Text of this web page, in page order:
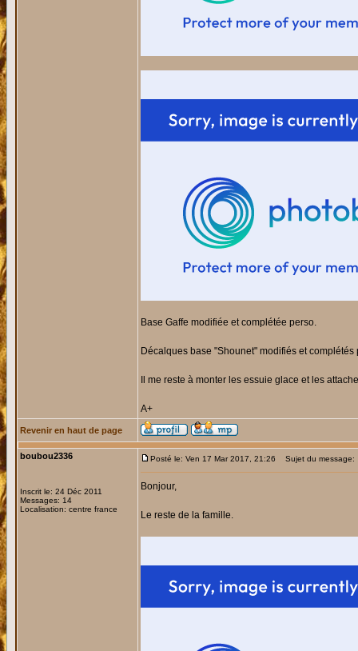
Base Gaffe modifiée et complétée perso.
Décalques base "Shounet" modifiés et complétés
Il me reste à monter les essuie glace et les
A+
Revenir en haut de page
boubou2336
Inscrit le: 24 Déc 2011
Messages: 14
Localisation: centre france
Posté le: Ven 17 Mar 2017, 21:26 Sujet du message:
Bonjour,
Le reste de la famille.